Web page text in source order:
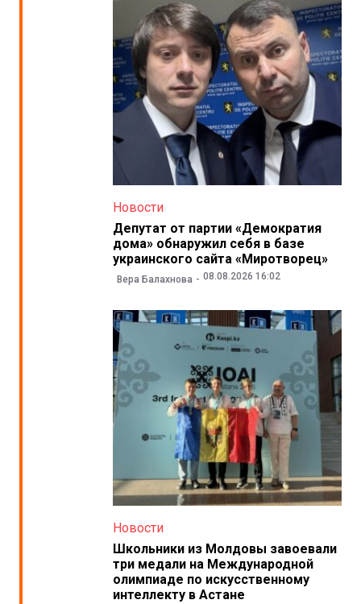
Новости
Депутат от партии «Демократия
дома» обнаружил себя в базе
украинского сайта «Миротворец»
Вера Балахнова 08.08.2026 16:02
Новости
Школьники из Молдовы завоевали
три медали на Международной
олимпиаде по искусственному
интеллекту в Астане